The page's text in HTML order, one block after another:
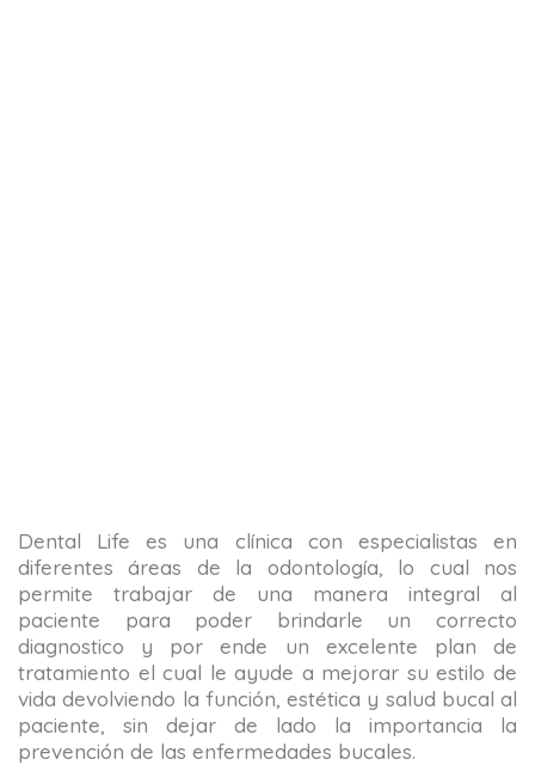
Dental Life es una clínica con especialistas en
diferentes áreas de la odontología, lo cual nos
permite trabajar de una manera integral al
paciente para poder brindarle un correcto
diagnostico y por ende un excelente plan de
tratamiento el cual le ayude a mejorar su estilo de
vida devolviendo la función, estética y salud bucal al
paciente, sin dejar de lado la importancia la
prevención de las enfermedades bucales.